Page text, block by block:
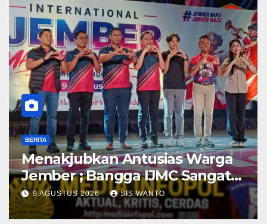
BERITA
Menakjubkan Antusias Warga
Jember ; Bangga IJMC Sangat
Luar Biasa
9 AGUSTUS 2026 SIS WANTO